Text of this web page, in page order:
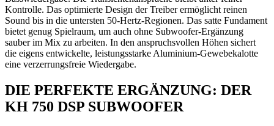
Kontrolle. Das optimierte Design der Treiber ermöglicht reinen
Sound bis in die untersten 50-Hertz-Regionen. Das satte Fundament
bietet genug Spielraum, um auch ohne Subwoofer-Ergänzung
sauber im Mix zu arbeiten. In den anspruchsvollen Höhen sichert
die eigens entwickelte, leistungsstarke Aluminium-Gewebekalotte
eine verzerrungsfreie Wiedergabe.
DIE PERFEKTE ERGÄNZUNG: DER
KH 750 DSP SUBWOOFER